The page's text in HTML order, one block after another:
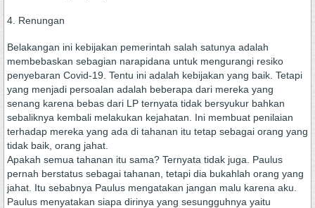
4. Renungan
Belakangan ini kebijakan pemerintah salah satunya adalah
membebaskan sebagian narapidana untuk mengurangi resiko
penyebaran Covid-19. Tentu ini adalah kebijakan yang baik. Tetapi
yang menjadi persoalan adalah beberapa dari mereka yang
senang karena bebas dari LP ternyata tidak bersyukur bahkan
sebaliknya kembali melakukan kejahatan. Ini membuat penilaian
terhadap mereka yang ada di tahanan itu tetap sebagai orang yang
tidak baik, orang jahat.
Apakah semua tahanan itu sama? Ternyata tidak juga. Paulus
pernah berstatus sebagai tahanan, tetapi dia bukahlah orang yang
jahat. Itu sebabnya Paulus mengatakan jangan malu karena aku.
Paulus menyatakan siapa dirinya yang sesungguhnya yaitu